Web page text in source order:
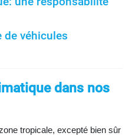
de véhicules
dans nos
tropicale, excepté bien sûr